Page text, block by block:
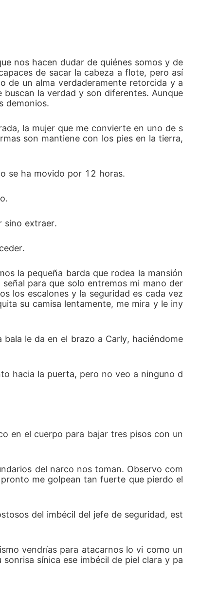
nos hacen dudar de quiénes somos y de
de sacar la cabeza a flote, pero así
de un alma verdaderamente retorcida y a
la verdad y son diferentes. Aunque
demonios.
la mujer que me convierte en uno de s
son mantiene con los pies en la tierra,
se ha movido por 12 horas.
sino extraer.
la pequeña barda que rodea la mansión
para que solo entremos mi mano der
los escalones y la seguridad es cada vez
su camisa lentamente, me mira y le iny
le da en el brazo a Carly, haciéndome
hacia la puerta, pero no veo a ninguno d
en el cuerpo para bajar tres pisos con un
del narco nos toman. Observo com
me golpean tan fuerte que pierdo el
del imbécil del jefe de seguridad, est
vendrías para atacarnos lo vi como un
sínica ese imbécil de piel clara y pa